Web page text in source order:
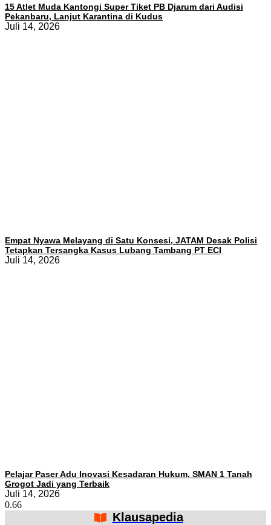
15 Atlet Muda Kantongi Super Tiket PB Djarum dari Audisi
Pekanbaru, Lanjut Karantina di Kudus
Juli 14, 2026
Empat Nyawa Melayang di Satu Konsesi, JATAM Desak Polisi
Tetapkan Tersangka Kasus Lubang Tambang PT ECI
Juli 14, 2026
Pelajar Paser Adu Inovasi Kesadaran Hukum, SMAN 1 Tanah
Grogot Jadi yang Terbaik
Juli 14, 2026
Klausapedia